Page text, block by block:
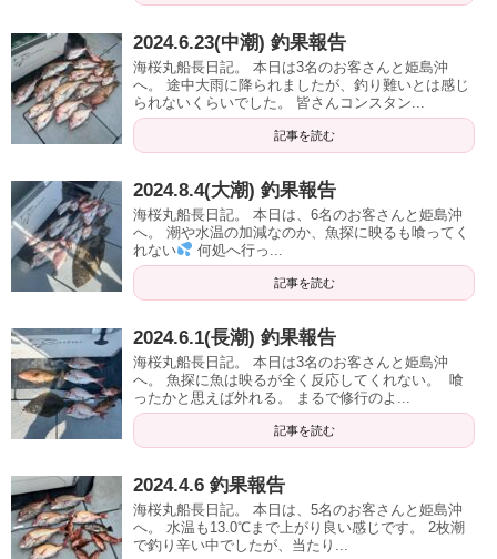
2024.6.23(中潮) 釣果報告
海桜丸船長日記。 本日は3名のお客さんと姫島沖
へ。 途中大雨に降られましたが、釣り難いとは感じ
られないくらいでした。 皆さんコンスタン...
記事を読む
2024.8.4(大潮) 釣果報告
海桜丸船長日記。 本日は、6名のお客さんと姫島沖
へ。 潮や水温の加減なのか、魚探に映るも喰ってく
れない
何処へ行っ...
記事を読む
2024.6.1(長潮) 釣果報告
海桜丸船長日記。 本日は3名のお客さんと姫島沖
へ。 魚探に魚は映るが全く反応してくれない。 喰
ったかと思えば外れる。 まるで修行のよ...
記事を読む
2024.4.6 釣果報告
海桜丸船長日記。 本日は、5名のお客さんと姫島沖
へ。 水温も13.0℃まで上がり良い感じです。 2枚潮
で釣り辛い中でしたが、当たり...